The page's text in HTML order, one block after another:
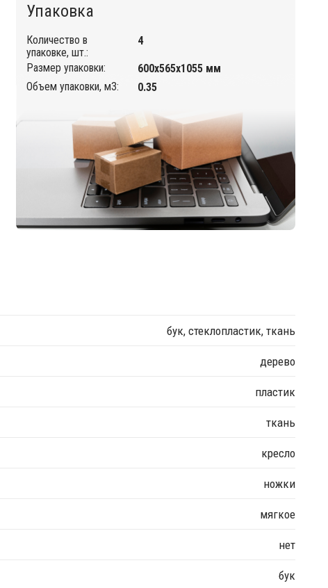
Упаковка
Количество в
упаковке, шт.:
4
Размер упаковки:
600х565х1055 мм
Объем упаковки, м3:
0.35
бук, стеклопластик, ткань
дерево
пластик
ткань
кресло
ножки
мягкое
нет
бук